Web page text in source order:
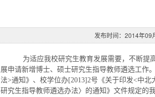
发布时间：2014年
为适应我校研究生教育发展需要，不断提
展申请新增博士、硕士研究生指导教师遴选工作
法>通知》、校学位办[2013]2号《关于印发<中
研究生指导教师遴选办法〉的通知》文件规定的